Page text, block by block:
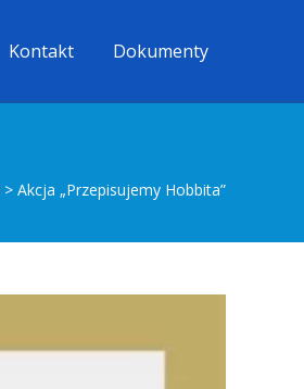
Kontakt Dokumenty
> Akcja „Przepisujemy Hobbita”